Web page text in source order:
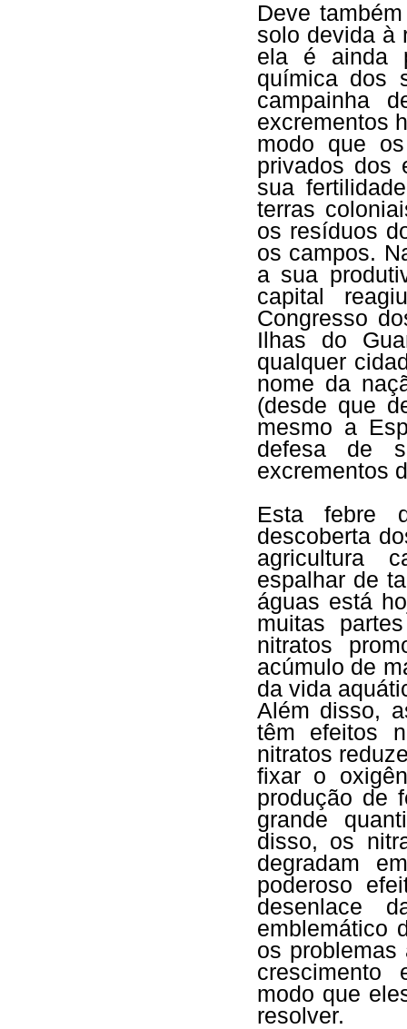
Deve
solo devida à
ela é ainda
química dos
campainha
excrementos
modo que
privados dos
sua
terras
os resíduos
os campos.
a sua
capital
Congresso
Ilhas do
qualquer
nome da
(desde que
mesmo a
defesa de
excrementos
Esta febre
descoberta
agricultura
espalhar de
águas está
muitas
nitratos
acúmulo de
da vida
Além disso,
têm efeitos
nitratos
fixar o
produção de
grande
disso, os
degradam
poderoso
desenlace
emblemático
os
crescimento
modo que
resolver.